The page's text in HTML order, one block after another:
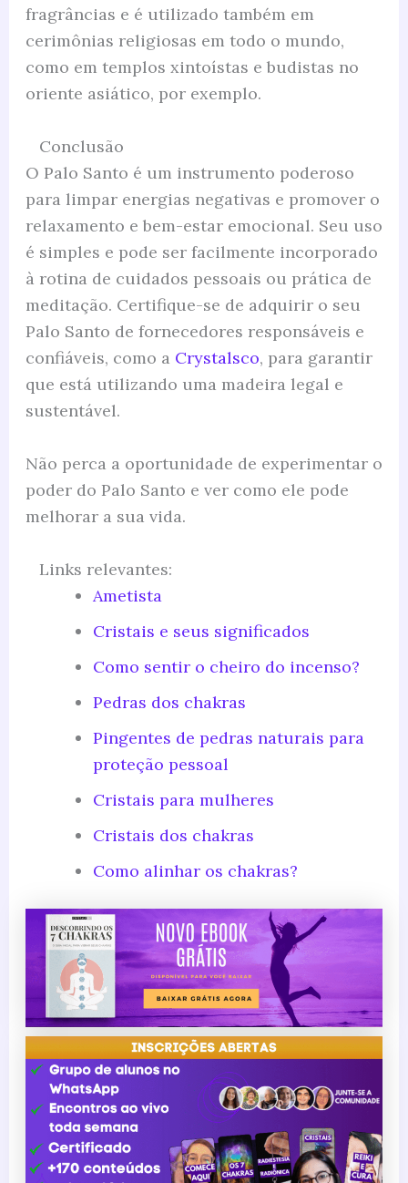
fragrâncias e é utilizado também em
cerimônias religiosas em todo o mundo,
como em templos xintoístas e budistas no
oriente asiático, por exemplo.
Conclusão
O Palo Santo é um instrumento poderoso
para limpar energias negativas e promover o
relaxamento e bem-estar emocional. Seu uso
é simples e pode ser facilmente incorporado
à rotina de cuidados pessoais ou prática de
meditação. Certifique-se de adquirir o seu
Palo Santo de fornecedores responsáveis e
confiáveis, como a Crystalsco, para garantir
que está utilizando uma madeira legal e
sustentável.
Não perca a oportunidade de experimentar o
poder do Palo Santo e ver como ele pode
melhorar a sua vida.
Links relevantes:
Ametista
Cristais e seus significados
Como sentir o cheiro do incenso?
Pedras dos chakras
Pingentes de pedras naturais para
proteção pessoal
Cristais para mulheres
Cristais dos chakras
Como alinhar os chakras?